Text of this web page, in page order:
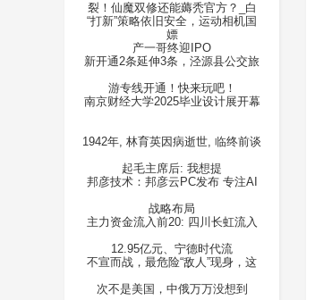
裂！仙魔双修还能薅秃官方？_白
嫖
“打新”策略依旧安全，运动相机国
产一哥终迎IPO
新开通2条延伸3条，泾源县公交旅
游专线开通！快来玩吧！
南京财经大学2025毕业设计展开幕
1942年, 林育英因病逝世, 临终前谈
起毛主席后: 我想提
邦彦技术：邦彦云PC发布 专注AI
战略布局
主力资金流入前20: 四川长虹流入
12.95亿元、宁德时代流
不宣而战，最危险“敌人”现身，这
次不是美国，中俄万万没想到